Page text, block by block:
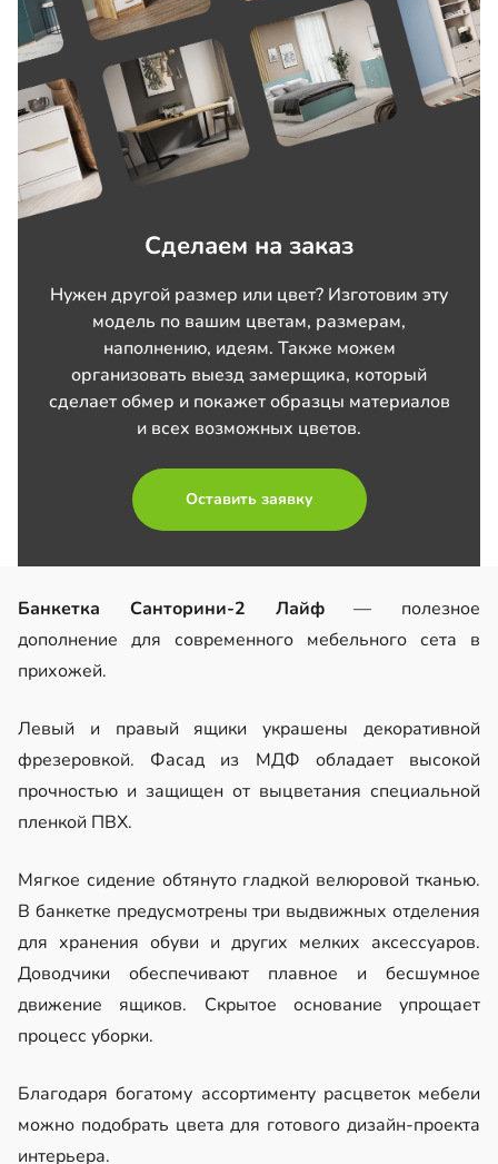
Сделаем на заказ
Нужен другой размер или цвет? Изготовим эту
модель по вашим цветам, размерам,
наполнению, идеям. Также можем
организовать выезд замерщика, который
сделает обмер и покажет образцы материалов
и всех возможных цветов.
Оставить заявку
Банкетка Санторини-2 Лайф— полезное
дополнение для современного мебельного сета в
прихожей.
Левый и правый ящики украшены декоративной
фрезеровкой. Фасад из МДФ обладает высокой
прочностью и защищен от выцветания специальной
пленкой ПВХ.
Мягкое сидение обтянуто гладкой велюровой тканью.
В банкетке предусмотрены три выдвижных отделения
для хранения обуви и других мелких аксессуаров.
Доводчики обеспечивают плавное и бесшумное
движение ящиков. Скрытое основание упрощает
процесс уборки.
Благодаря богатому ассортименту расцветок мебели
можно подобрать цвета для готового дизайн-проекта
интерьера.